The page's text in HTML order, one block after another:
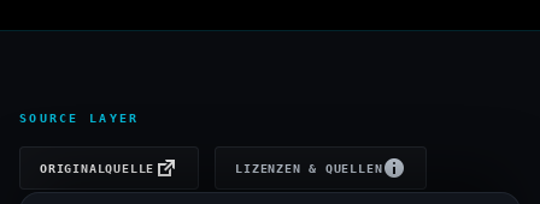
SOURCE LAYER
ORIGINALQUELLE LIZENZEN & QUELLEN